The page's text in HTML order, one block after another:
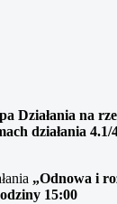
Działania na
działania
„Odnowa i
15:00